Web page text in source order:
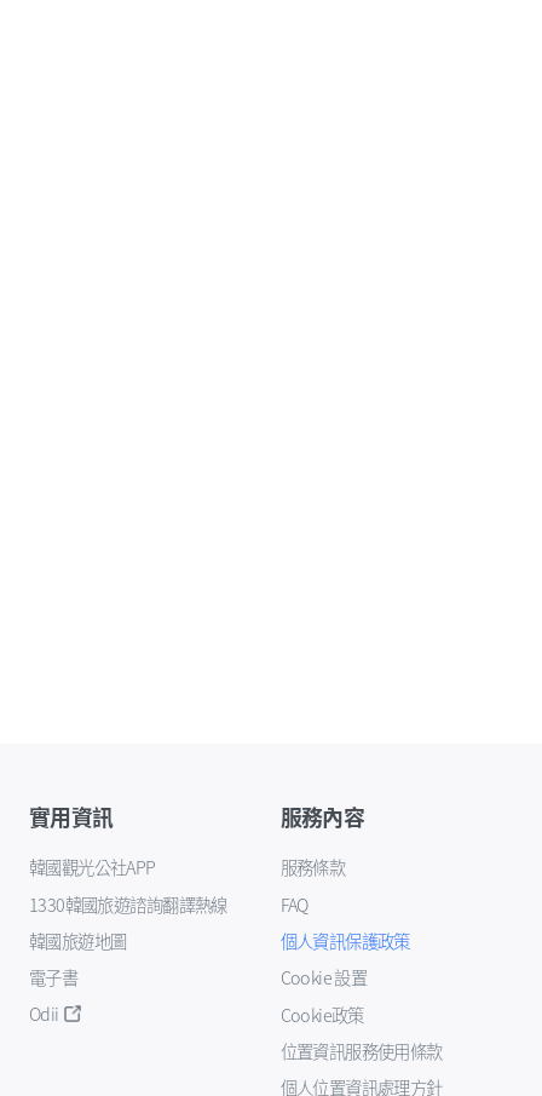
實用資訊
韓國觀光公社APP
1330韓國旅遊諮詢翻譯熱線
韓國旅遊地圖
電子書
Odii
服務內容
服務條款
FAQ
個人資訊保護政策
Cookie 設置
Cookie政策
位置資訊服務使用條款
個人位置資訊處理方針